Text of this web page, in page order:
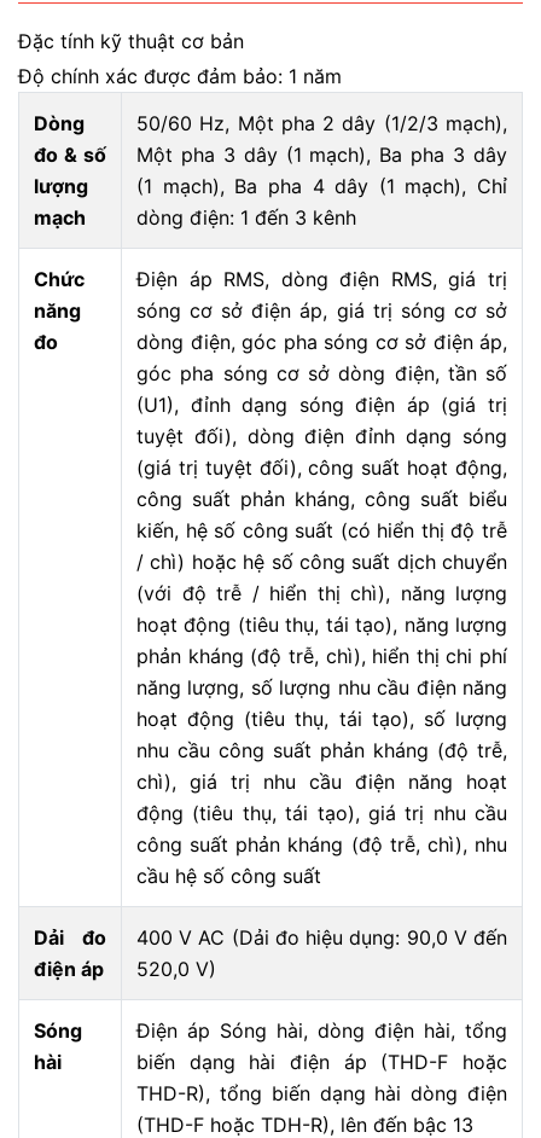
Đặc tính kỹ thuật cơ bản
Độ chính xác được đảm bảo: 1 năm
Dòng
đo & số
lượng
mạch
50/60 Hz, Một pha 2 dây (1/2/3 mạch),
Một pha 3 dây (1 mạch), Ba pha 3 dây
(1 mạch), Ba pha 4 dây (1 mạch), Chỉ
dòng điện: 1 đến 3 kênh
Chức
năng
đo
Điện áp RMS, dòng điện RMS, giá trị
sóng cơ sở điện áp, giá trị sóng cơ sở
dòng điện, góc pha sóng cơ sở điện áp,
góc pha sóng cơ sở dòng điện, tần số
(U1), đỉnh dạng sóng điện áp (giá trị
tuyệt đối), dòng điện đỉnh dạng sóng
(giá trị tuyệt đối), công suất hoạt động,
công suất phản kháng, công suất biểu
kiến, hệ số công suất (có hiển thị độ trễ
/ chì) hoặc hệ số công suất dịch chuyển
(với độ trễ / hiển thị chì), năng lượng
hoạt động (tiêu thụ, tái tạo), năng lượng
phản kháng (độ trễ, chì), hiển thị chi phí
năng lượng, số lượng nhu cầu điện năng
hoạt động (tiêu thụ, tái tạo), số lượng
nhu cầu công suất phản kháng (độ trễ,
chì), giá trị nhu cầu điện năng hoạt
động (tiêu thụ, tái tạo), giá trị nhu cầu
công suất phản kháng (độ trễ, chì), nhu
cầu hệ số công suất
Dải đo
điện áp
400 V AC (Dải đo hiệu dụng: 90,0 V đến
520,0 V)
Sóng
hài
Điện áp Sóng hài, dòng điện hài, tổng
biến dạng hài điện áp (THD-F hoặc
THD-R), tổng biến dạng hài dòng điện
(THD-F hoặc TDH-R), lên đến bậc 13